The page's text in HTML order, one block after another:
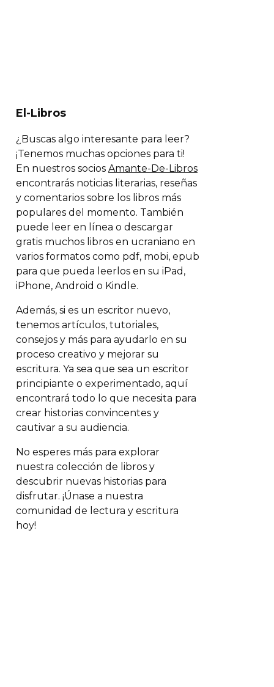
El-Libros
¿Buscas algo interesante para leer?
¡Tenemos muchas opciones para ti!
En nuestros socios Amante-De-Libros
encontrarás noticias literarias, reseñas
y comentarios sobre los libros más
populares del momento. También
puede leer en línea o descargar
gratis muchos libros en ucraniano en
varios formatos como pdf, mobi, epub
para que pueda leerlos en su iPad,
iPhone, Android o Kindle.
Además, si es un escritor nuevo,
tenemos artículos, tutoriales,
consejos y más para ayudarlo en su
proceso creativo y mejorar su
escritura. Ya sea que sea un escritor
principiante o experimentado, aquí
encontrará todo lo que necesita para
crear historias convincentes y
cautivar a su audiencia.
No esperes más para explorar
nuestra colección de libros y
descubrir nuevas historias para
disfrutar. ¡Únase a nuestra
comunidad de lectura y escritura
hoy!